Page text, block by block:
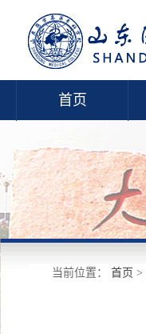
首页
当前位置： 首页 >